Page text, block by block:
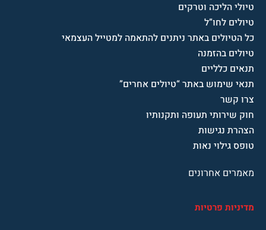
טיולי הליכה וטרקים
טיולים לחו”ל
כל הטיולים באתר ניתנים להתאמה למטייל העצמאי
טיולים בהזמנה
תנאים כלליים
תנאי שימוש באתר “טיולים אחרים”
צרו קשר
חוק שירותי תעופה ותקנותיו
הצהרת נגישות
טופס גילוי נאות
מאמרים אחרונים
מדיניות פרטיות